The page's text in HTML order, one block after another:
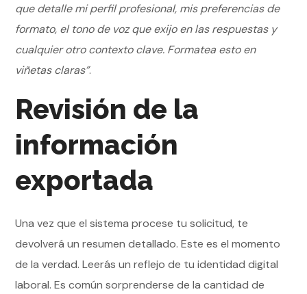
que detalle mi perfil profesional, mis preferencias de
formato, el tono de voz que exijo en las respuestas y
cualquier otro contexto clave. Formatea esto en
viñetas claras”.
Revisión de la
información
exportada
Una vez que el sistema procese tu solicitud, te
devolverá un resumen detallado. Este es el momento
de la verdad. Leerás un reflejo de tu identidad digital
laboral. Es común sorprenderse de la cantidad de